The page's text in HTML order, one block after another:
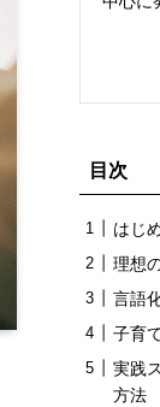
目次
はじ
理想
言語
子育
実践
方法